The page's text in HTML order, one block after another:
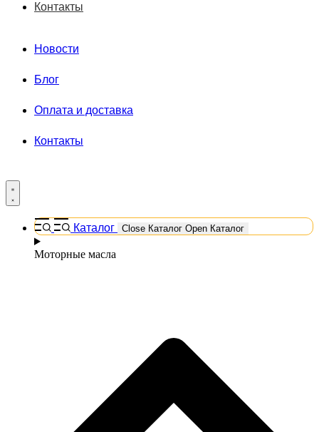
Контакты
Новости
Блог
Оплата и доставка
Контакты
Каталог Close Каталог Open Каталог
Моторные масла